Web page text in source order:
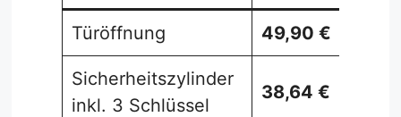
Türöffnung 49,90 €
Sicherheitszylinder
inkl. 3 Schlüssel
38,64 €